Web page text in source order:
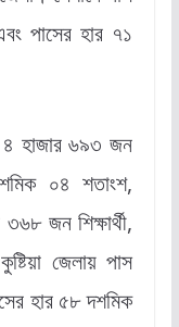
পাসের হার ৭১
৪ হাজার ৬৯৩ জন
০৪ শতাংশ,
জন শিক্ষার্থী,
জেলায় পাস
হার ৫৮ দশমিক